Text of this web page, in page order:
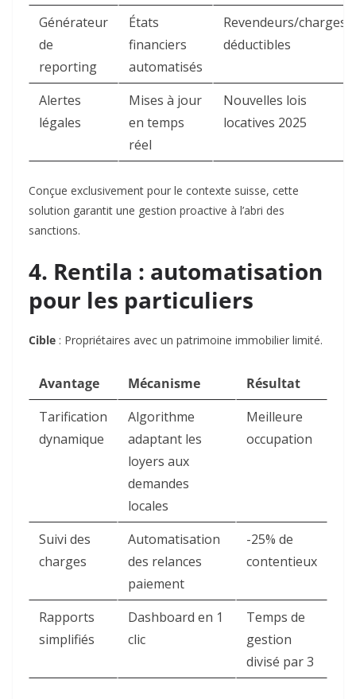
Générateur
de
reporting
États
financiers
automatisés
Revendeurs/charges
déductibles
Alertes
légales
Mises à jour
en temps
réel
Nouvelles lois
locatives 2025
Conçue exclusivement pour le contexte suisse, cette
solution garantit une gestion proactive à l’abri des
sanctions.
4. Rentila : automatisation
pour les particuliers
Cible : Propriétaires avec un patrimoine immobilier limité.
Avantage Mécanisme
Résultat
Tarification
dynamique
Algorithme
adaptant les
loyers aux
demandes
locales
Meilleure
occupation
Suivi des
charges
Automatisation
des relances
paiement
-25% de
contentieux
Rapports
simplifiés
Dashboard en 1
clic
Temps de
gestion
divisé par 3